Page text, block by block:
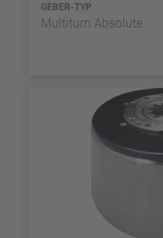
GEBER-TYP
Multiturn Absolute